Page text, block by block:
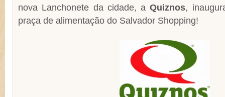
nova Lanchonete da cidade, aQuiznos,
praça de alimentação do Salvador Shopping!